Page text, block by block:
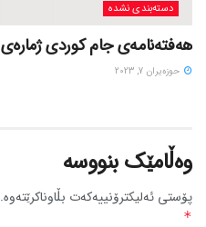
دسته‌بندی نشده
هەفتەنامەی جام کوردی ژمارەی 322
حوزه‌یران 7, 2023
وەڵامێک بنووسە
پۆستی ئەلیکترۆنییەکەت بڵاوناکرێتەوە.
*